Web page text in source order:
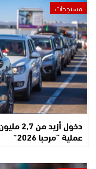
مستجدات
دخول
عملية “مرحبا 2026”